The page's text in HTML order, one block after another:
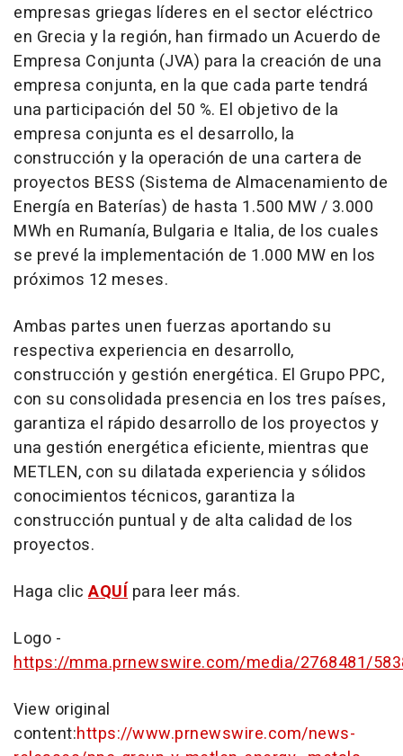
empresas griegas líderes en el sector eléctrico
en Grecia y la región, han firmado un Acuerdo de
Empresa Conjunta (JVA) para la creación de una
empresa conjunta, en la que cada parte tendrá
una participación del 50 %. El objetivo de la
empresa conjunta es el desarrollo, la
construcción y la operación de una cartera de
proyectos BESS (Sistema de Almacenamiento de
Energía en Baterías) de hasta 1.500 MW / 3.000
MWh en Rumanía, Bulgaria e Italia, de los cuales
se prevé la implementación de 1.000 MW en los
próximos 12 meses.
Ambas partes unen fuerzas aportando su
respectiva experiencia en desarrollo,
construcción y gestión energética. El Grupo PPC,
con su consolidada presencia en los tres países,
garantiza el rápido desarrollo de los proyectos y
una gestión energética eficiente, mientras que
METLEN, con su dilatada experiencia y sólidos
conocimientos técnicos, garantiza la
construcción puntual y de alta calidad de los
proyectos.
Haga clicAQUÍ para leer más.
Logo -
https://mma.prnewswire.com/media/2768481/
View original
content:https://www.prnewswire.com/news-